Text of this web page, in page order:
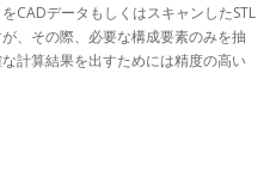
CADデータもしくはスキャンしたSTL
、その際、必要な構成要素のみを抽
計算結果を出すためには精度の高い